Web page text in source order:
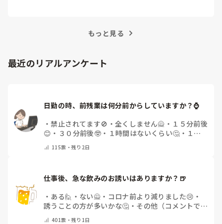
もっと見る
最近のリアルアンケート
日勤の時、前残業は何分前からしていますか？⌚
・禁止されてます🚫 ・ 全くしません🙅 ・ １５分前後
😊 ・ ３０分前後🤓 ・ １時間はないくらい🤔 ・ １時
115票・残り2日
仕事後、急な飲みのお誘いはありますか？🍺
・ ある🙋 ・ ない🙅 ・ コロナ前より減りました😢 ・
誘うことの方が多いかな🤔 ・ その他（コメントで教
401票・残り1日